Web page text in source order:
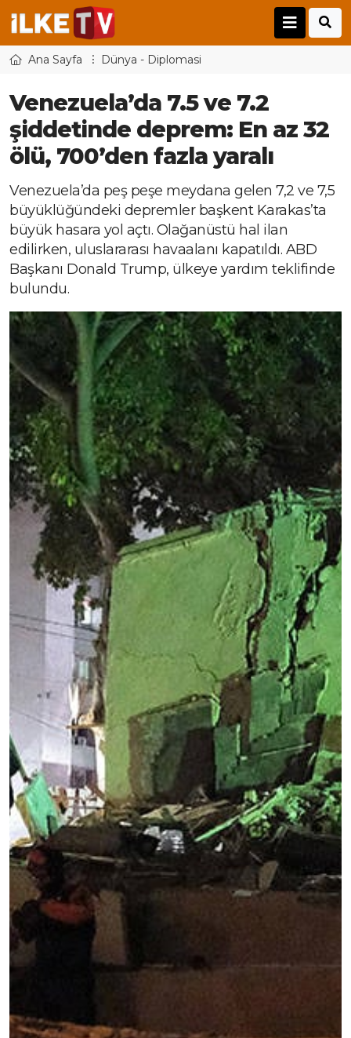
Ana Sayfa Dünya - Diplomasi
Venezuela’da 7.5 ve 7.2
şiddetinde deprem: En az 32
ölü, 700’den fazla yaralı
Venezuela’da peş peşe meydana gelen 7,2 ve 7,5
büyüklüğündeki depremler başkent Karakas’ta
büyük hasara yol açtı. Olağanüstü hal ilan
edilirken, uluslararası havaalanı kapatıldı. ABD
Başkanı Donald Trump, ülkeye yardım teklifinde
bulundu.